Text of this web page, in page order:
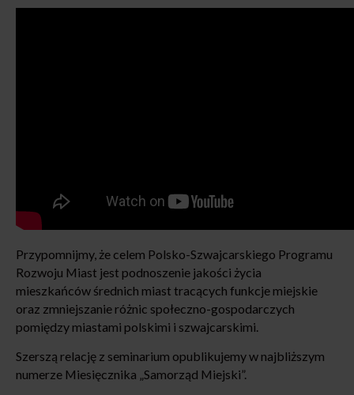
Przypomnijmy, że celem Polsko-Szwajcarskiego Programu
Rozwoju Miast jest podnoszenie jakości życia
mieszkańców średnich miast tracących funkcje miejskie
oraz zmniejszanie różnic społeczno-gospodarczych
pomiędzy miastami polskimi i szwajcarskimi.
Szerszą relację z seminarium opublikujemy w najbliższym
numerze Miesięcznika „Samorząd Miejski”.